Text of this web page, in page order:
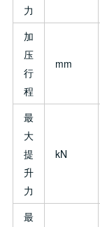
力
加
压
行
程
mm
最
大
提
升
力
kN
最